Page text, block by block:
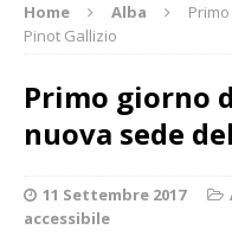
Home Alba
Pinot Gallizio
Primo giorno
nuova sede
11 Settembre 2017
accessibile